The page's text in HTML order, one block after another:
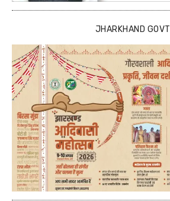
JHARKHAND GOVT